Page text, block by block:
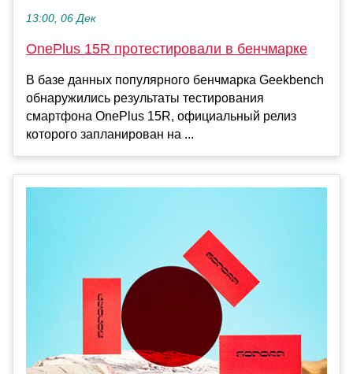
13:00, 06 Дек
OnePlus 15R протестировали в бенчмарке
В базе данных популярного бенчмарка Geekbench
обнаружились результаты тестирования
смартфона OnePlus 15R, официальный релиз
которого запланирован на ...